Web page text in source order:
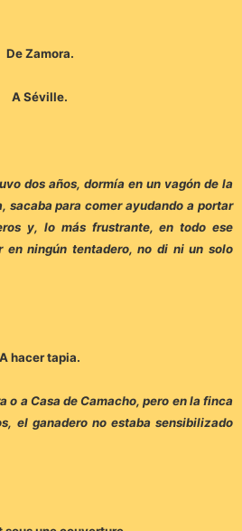
De Zamora.
A Séville.
dos años, dormía en un vagón de la
sacaba para comer ayudando a portar
y, lo más frustrante, en todo ese
en ningún tentadero, no di ni un solo
A hacer tapia.
o a Casa de Camacho, pero en la finca
el ganadero no estaba sensibilizado